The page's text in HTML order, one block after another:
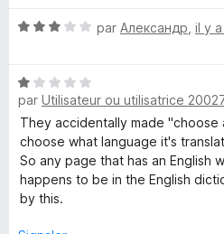
é
u
r
5
N
é
3
s
u
r
5
par Александр il y
N
o
t
é
1
s
u
par Utilisateur ou utilisatrice
They accidentally made "choose
choose what language it's
So any page that has an English
happens to be in the English
by this.